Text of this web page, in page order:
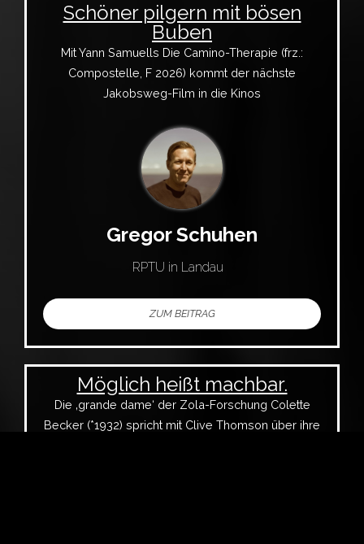
Schöner pilgern mit bösen
Buben
Mit Yann Samuells Die Camino-Therapie (frz.:
Compostelle, F 2026) kommt der nächste
Jakobsweg-Film in die Kinos
Gregor Schuhen
RPTU in Landau
ZUM BEITRAG
Möglich heißt machbar.
Die ‚grande dame‘ der Zola-Forschung Colette
Becker (*1932) spricht mit Clive Thomson über ihre